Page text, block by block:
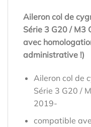
Aileron col de
Série 3 G20 / M3
avec
administrative !)
Aileron col de
Série 3 G20 /
2019-
compatible